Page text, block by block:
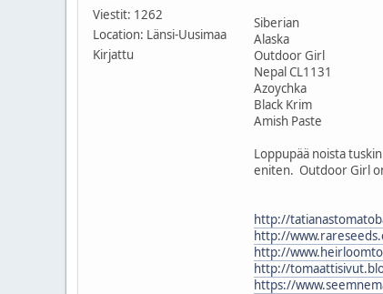
Viestit: 1262
Location: Länsi-Uusimaa
Kirjattu
Siberian
Alaska
Outdoor Girl
Nepal CL1131
Azoychka
Black Krim
Amish Paste
Loppupää noista
eniten. Outdoor Girl
http://
http://
http://
http://
https://